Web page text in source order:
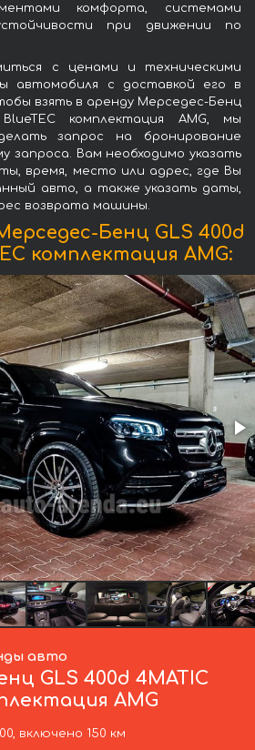
комфорта, системами
при движении по
с ценами и техническими
автомобиля с доставкой его в
взять в аренду Мерседес-Бенц
комплектация AMG, мы
запрос на бронирование
запроса. Вам необходимо указать
время, место или адрес, где Вы
авто, а также указать даты,
возврата машины.
Бенц GLS 400d
комплектация AMG:
авто
GLS 400d 4MATIC
AMG
включено 150 км